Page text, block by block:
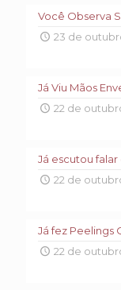
Você Observa
23 de
Já Viu Mãos
22 de
Já escutou
22 de
Já fez Peelings
22 de